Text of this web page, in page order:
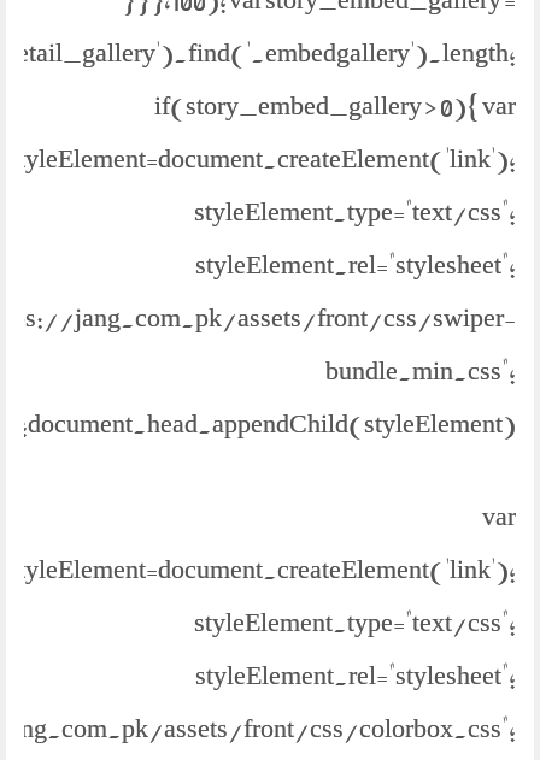
if(story_embed_gallery > 0){ var
styleElement=document.createElement('link');
styleElement.type="text/css";
styleElement.rel="stylesheet";
jang.com.pk/assets/front/css/swiper-
bundle.min.css";
document.head.appendChild(styleElement);
var
styleElement=document.createElement('link');
styleElement.type="text/css";
styleElement.rel="stylesheet";
assets/front/css/colorbox.css";